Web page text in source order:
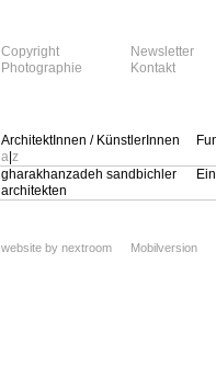
Copyright
Photographie
Newsletter
Kontakt
ArchitektInnen / KünstlerInnen
a z
gharakhanzadeh sandbichler
architekten
website by nextroom Mobilversion